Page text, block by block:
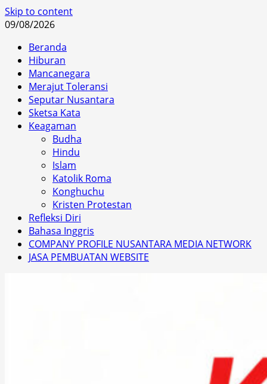
Skip to content
09/08/2026
Beranda
Hiburan
Mancanegara
Merajut Toleransi
Seputar Nusantara
Sketsa Kata
Keagaman
Budha
Hindu
Islam
Katolik Roma
Konghuchu
Kristen Protestan
Refleksi Diri
Bahasa Inggris
COMPANY PROFILE NUSANTARA MEDIA NETWORK
JASA PEMBUATAN WEBSITE